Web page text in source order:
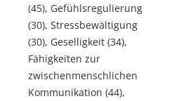
(45), Gefühlsregulierung
(30), Stressbewältigung
(30), Geselligkeit (34),
Fähigkeiten zur
zwischenmenschlichen
Kommunikation (44),